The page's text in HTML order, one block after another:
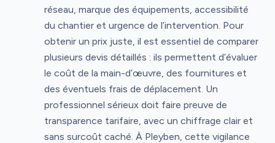
réseau, marque des équipements, accessibilité
du chantier et urgence de l’intervention. Pour
obtenir un prix juste, il est essentiel de comparer
plusieurs devis détaillés : ils permettent d’évaluer
le coût de la main-d’œuvre, des fournitures et
des éventuels frais de déplacement. Un
professionnel sérieux doit faire preuve de
transparence tarifaire, avec un chiffrage clair et
sans surcoût caché. À Pleyben, cette vigilance